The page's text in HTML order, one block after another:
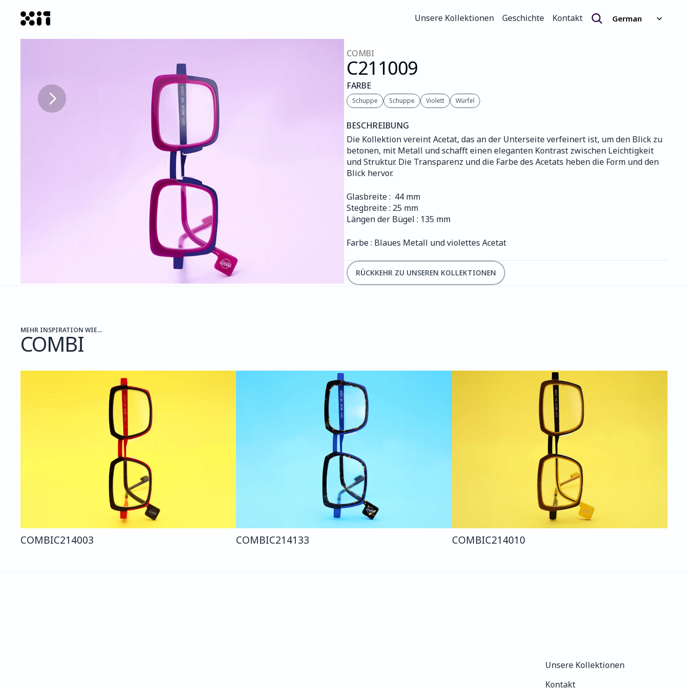
Unsere Kollektionen
Geschichte
Kontakt
German
COMBI
C211009
FARBE
Schuppe Schuppe Violett Würfel
BESCHREIBUNG
Die Kollektion vereint Acetat, das an der Unterseite verfeinert ist, um den Blick zu
betonen, mit Metall und schafft einen eleganten Kontrast zwischen Leichtigkeit
und Struktur. Die Transparenz und die Farbe des Acetats heben die Form und den
Blick hervor.
Glasbreite :  44 mm
Stegbreite : 25 mm
Längen der Bügel : 135 mm
Farbe : Blaues Metall und violettes Acetat
RÜCKKEHR ZU UNSEREN KOLLEKTIONEN
MEHR INSPIRATION WIE...
COMBI
COMBIC214003 COMBIC214133 COMBIC214010
Unsere Kollektionen
Kontakt